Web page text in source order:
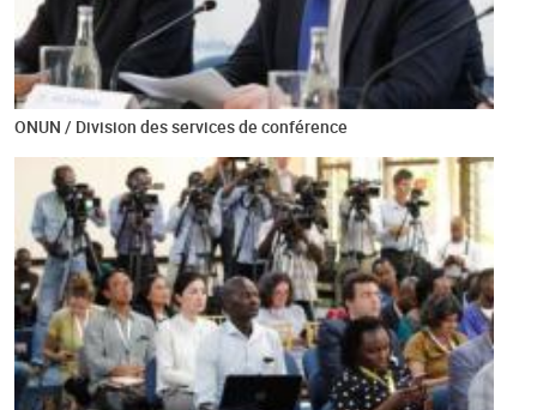
ONUN / Division des services de conférence